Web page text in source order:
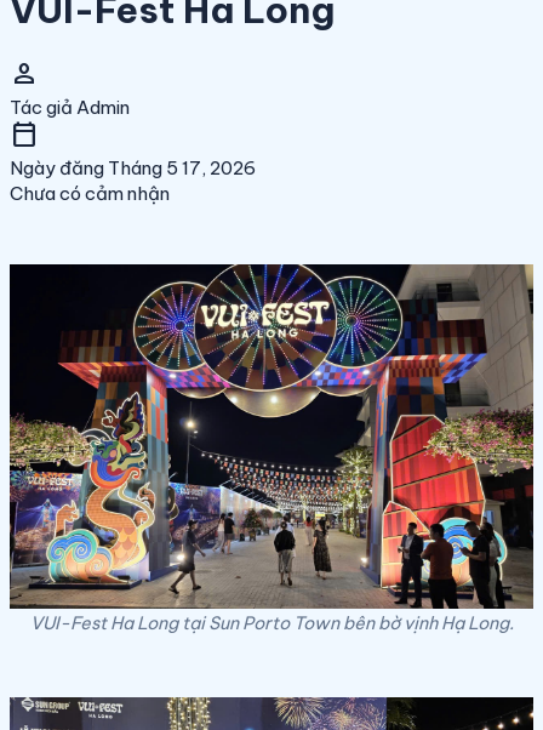
VUI-Fest Ha Long
person
Tác giả Admin
calendar_today
Ngày đăng Tháng 5 17, 2026
Chưa có cảm nhận
VUI-Fest Ha Long tại Sun Porto Town bên bờ vịnh Hạ Long.